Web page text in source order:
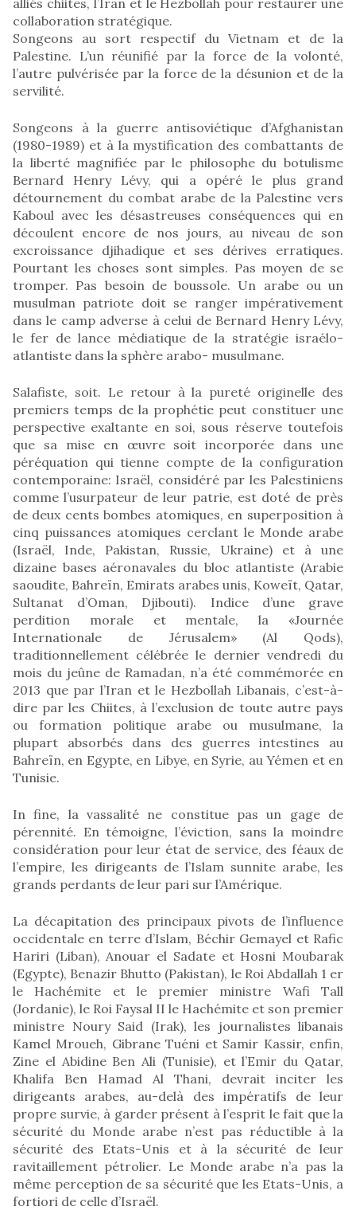
collaboration stratégique.
Songeons au sort respectif du Vietnam et de la
Palestine. L’un réunifié par la force de la volonté,
l’autre pulvérisée par la force de la désunion et de la
servilité.
Songeons à la guerre antisoviétique d’Afghanistan
(1980-1989) et à la mystification des combattants de
la liberté magnifiée par le philosophe du botulisme
Bernard Henry Lévy, qui a opéré le plus grand
détournement du combat arabe de la Palestine vers
Kaboul avec les désastreuses conséquences qui en
découlent encore de nos jours, au niveau de son
excroissance djihadique et ses dérives erratiques.
Pourtant les choses sont simples. Pas moyen de se
tromper. Pas besoin de boussole. Un arabe ou un
musulman patriote doit se ranger impérativement
dans le camp adverse à celui de Bernard Henry Lévy,
le fer de lance médiatique de la stratégie israélo-
atlantiste dans la sphère arabo- musulmane.
Salafiste, soit. Le retour à la pureté originelle des
premiers temps de la prophétie peut constituer une
perspective exaltante en soi, sous réserve toutefois
que sa mise en œuvre soit incorporée dans une
péréquation qui tienne compte de la configuration
contemporaine: Israël, considéré par les Palestiniens
comme l’usurpateur de leur patrie, est doté de près
de deux cents bombes atomiques, en superposition à
cinq puissances atomiques cerclant le Monde arabe
(Israël, Inde, Pakistan, Russie, Ukraine) et à une
dizaine bases aéronavales du bloc atlantiste (Arabie
saoudite, Bahreïn, Emirats arabes unis, Koweït, Qatar,
Sultanat d’Oman, Djibouti). Indice d’une grave
perdition morale et mentale, la «Journée
Internationale de Jérusalem» (Al Qods),
traditionnellement célébrée le dernier vendredi du
mois du jeûne de Ramadan, n’a été commémorée en
2013 que par l’Iran et le Hezbollah Libanais, c’est-à-
dire par les Chiites, à l’exclusion de toute autre pays
ou formation politique arabe ou musulmane, la
plupart absorbés dans des guerres intestines au
Bahreïn, en Egypte, en Libye, en Syrie, au Yémen et en
Tunisie.
In fine, la vassalité ne constitue pas un gage de
pérennité. En témoigne, l’éviction, sans la moindre
considération pour leur état de service, des féaux de
l’empire, les dirigeants de l’Islam sunnite arabe, les
grands perdants de leur pari sur l’Amérique.
La décapitation des principaux pivots de l’influence
occidentale en terre d’Islam, Béchir Gemayel et Rafic
Hariri (Liban), Anouar el Sadate et Hosni Moubarak
(Egypte), Benazir Bhutto (Pakistan), le Roi Abdallah 1 er
le Hachémite et le premier ministre Wafi Tall
(Jordanie), le Roi Faysal II le Hachémite et son premier
ministre Noury Said (Irak), les journalistes libanais
Kamel Mroueh, Gibrane Tuéni et Samir Kassir, enfin,
Zine el Abidine Ben Ali (Tunisie), et l’Emir du Qatar,
Khalifa Ben Hamad Al Thani, devrait inciter les
dirigeants arabes, au-delà des impératifs de leur
propre survie, à garder présent à l’esprit le fait que la
sécurité du Monde arabe n’est pas réductible à la
sécurité des Etats-Unis et à la sécurité de leur
ravitaillement pétrolier. Le Monde arabe n’a pas la
même perception de sa sécurité que les Etats-Unis, a
fortiori de celle d’Israël.